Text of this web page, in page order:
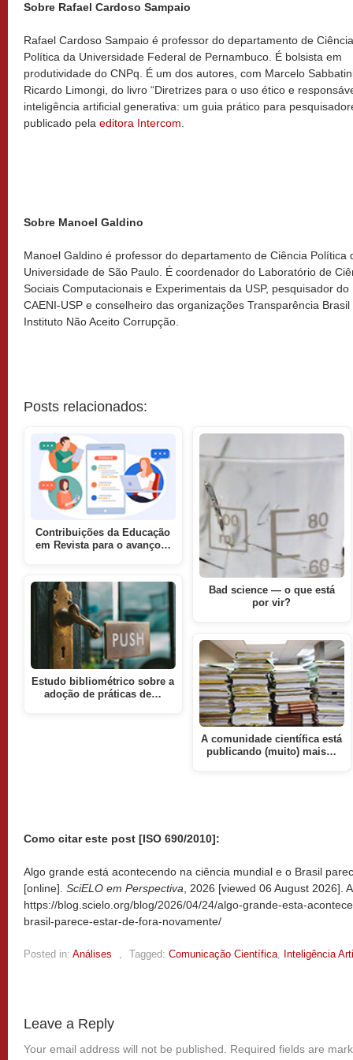
Sobre Rafael Cardoso Sampaio
Rafael Cardoso Sampaio é professor do departamento de Ciência
Política da Universidade Federal de Pernambuco. É bolsista em
produtividade do CNPq. É um dos autores, com Marcelo
Ricardo Limongi, do livro “Diretrizes para o uso ético e
inteligência artificial generativa: um guia prático para
publicado pela editora Intercom
Sobre Manoel Galdino
Manoel Galdino é professor do departamento de Ciência Política
Universidade de São Paulo. É coordenador do Laboratório de
Sociais Computacionais e Experimentais da USP, pesquisador do
CAENI-USP e conselheiro das organizações Transparência Brasil
Instituto Não Aceito Corrupção.
Posts relacionados:
Contribuições da Educação
em Revista para o avanço…
Estudo bibliométrico sobre a
adoção de práticas de…
Bad science — o que está
por vir?
A comunidade científica está
publicando (muito) mais…
Como citar este post [ISO 690/2010]:
Algo grande está acontecendo na ciência mundial e o Brasil
[online]. SciELO em Perspectiva , 2026 [viewed 06 August 2026].
https://blog.scielo.org/blog/2026/04/24/algo-grande-esta-
brasil-parece-estar-de-fora-novamente/
Posted in: Análises Tagged: Comunicação Científica Inteligência
Leave a Reply
Your email address will not be published. Required fields are